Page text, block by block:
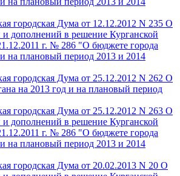
городская Дума от 12.12.2012 N 235 О
дополнений в решение Курганской
г. № 286 "О бюджете города
на плановый период 2013 и 2014
городская Дума от 25.12.2012 N 262 О
на 2013 год и на плановый период
городская Дума от 25.12.2012 N 263 О
дополнений в решение Курганской
г. № 286 "О бюджете города
на плановый период 2013 и 2014
городская Дума от 20.02.2013 N 20 О